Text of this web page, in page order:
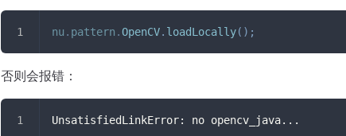
nu . pattern .OpenCV. loadLocally( ) ;
否则会报错：
UnsatisfiedLinkError: no opencv_java...